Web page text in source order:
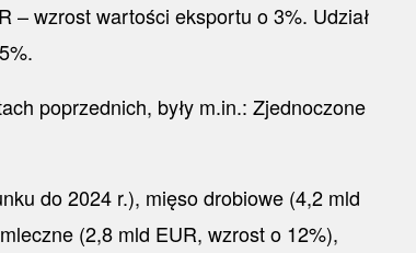
– wzrost wartości eksportu o 3%. Udział
poprzednich, były m.in.: Zjednoczone
do 2024 r.), mięso drobiowe (4,2 mld
(2,8 mld EUR, wzrost o 12%),